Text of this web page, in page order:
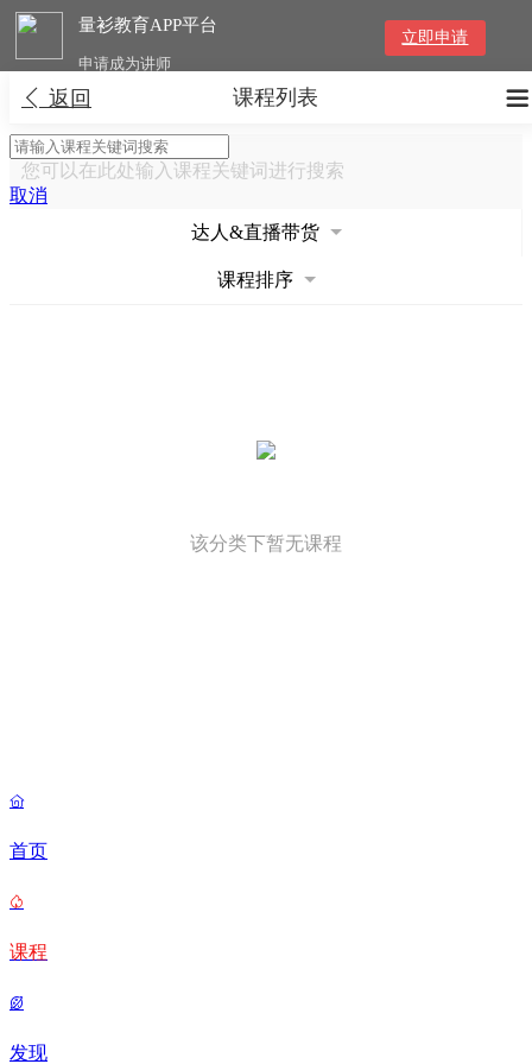
量衫教育APP平台
申请成为讲师
立即申请
 返回 
课程列表
您可以在此处输入课程关键词进行搜索
取消
达人&直播带货
课程排序
该分类下暂无课程

首页

课程

发现